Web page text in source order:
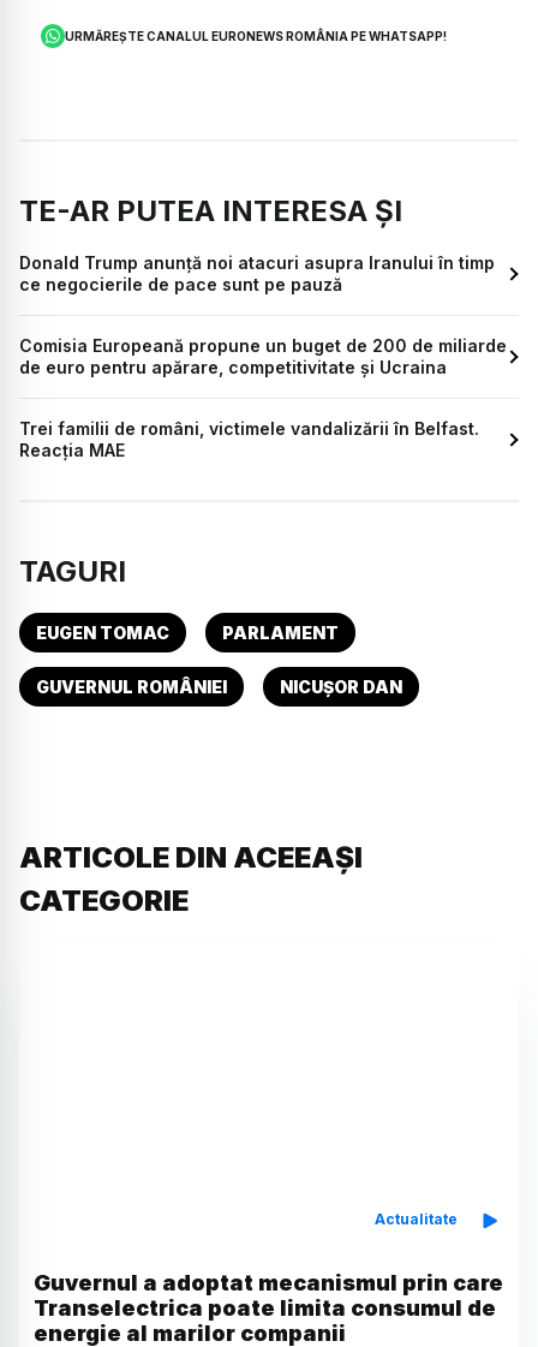
URMĂREȘTE CANALUL EURONEWS ROMÂNIA PE WHATSAPP!
TE-AR PUTEA INTERESA ȘI
Donald Trump anunță noi atacuri asupra Iranului în timp
ce negocierile de pace sunt pe pauză
Comisia Europeană propune un buget de 200 de miliarde
de euro pentru apărare, competitivitate și Ucraina
Trei familii de români, victimele vandalizării în Belfast.
Reacția MAE
TAGURI
EUGEN TOMAC PARLAMENT
GUVERNUL ROMÂNIEI NICUȘOR DAN
ARTICOLE DIN ACEEAȘI
CATEGORIE
Actualitate
Guvernul a adoptat mecanismul prin care
Transelectrica poate limita consumul de
energie al marilor companii